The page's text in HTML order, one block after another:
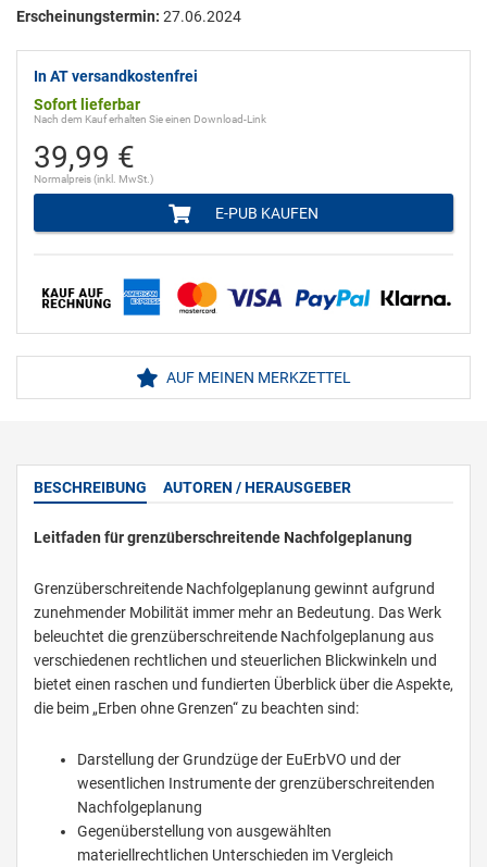
Erscheinungstermin: 27.06.2024
In AT versandkostenfrei
Sofort lieferbar
Nach dem Kauf erhalten Sie einen Download-Link
39,99 €
Normalpreis (inkl. MwSt.)
E-PUB KAUFEN
AUF MEINEN MERKZETTEL
BESCHREIBUNG AUTOREN / HERAUSGEBER
Leitfaden für grenzüberschreitende Nachfolgeplanung
Grenzüberschreitende Nachfolgeplanung gewinnt aufgrund
zunehmender Mobilität immer mehr an Bedeutung. Das Werk
beleuchtet die grenzüberschreitende Nachfolgeplanung aus
verschiedenen rechtlichen und steuerlichen Blickwinkeln und
bietet einen raschen und fundierten Überblick über die Aspekte,
die beim „Erben ohne Grenzen“ zu beachten sind:
Darstellung der Grundzüge der EuErbVO und der
wesentlichen Instrumente der grenzüberschreitenden
Nachfolgeplanung
Gegenüberstellung von ausgewählten
materiellrechtlichen Unterschieden im Vergleich